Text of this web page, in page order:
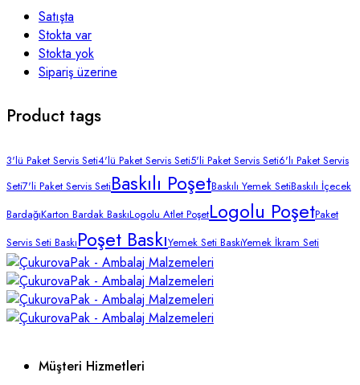
Satışta
Stokta var
Stokta yok
Sipariş üzerine
Product tags
3'lü Paket Servis Seti4'lü Paket Servis Seti5'li Paket Servis Seti6'lı Paket Servis
Seti7'li Paket Servis SetiBaskılı PoşetBaskılı Yemek SetiBaskılı İçecek
BardağıKarton Bardak BaskıLogolu Atlet PoşetLogolu PoşetPaket
Servis Seti BaskıPoşet BaskıYemek Seti BaskıYemek İkram Seti
Müşteri Hizmetleri